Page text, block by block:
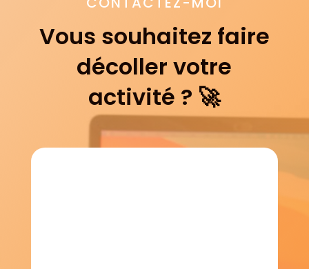
Vous souhaitez faire
décoller votre
activité ? 🚀